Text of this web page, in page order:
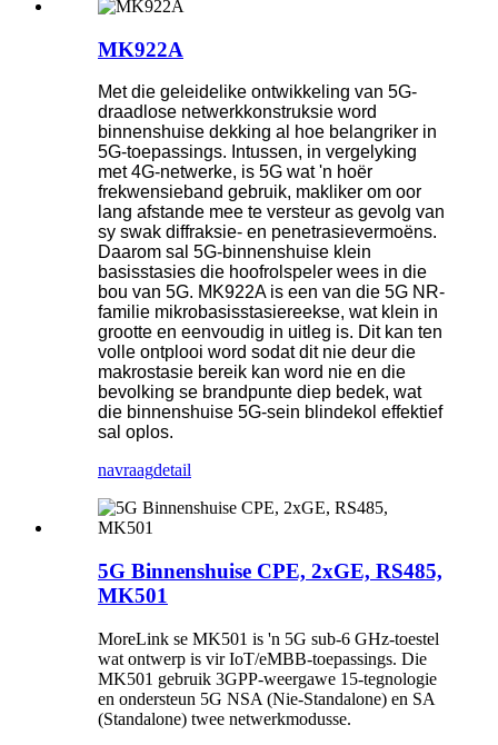
MK922A
Met die geleidelike ontwikkeling van 5G-
draadlose netwerkkonstruksie word
binnenshuise dekking al hoe belangriker in
5G-toepassings. Intussen, in vergelyking
met 4G-netwerke, is 5G wat 'n hoër
frekwensieband gebruik, makliker om oor
lang afstande mee te versteur as gevolg van
sy swak diffraksie- en penetrasievermoëns.
Daarom sal 5G-binnenshuise klein
basisstasies die hoofrolspeler wees in die
bou van 5G. MK922A is een van die 5G NR-
familie mikrobasisstasiereekse, wat klein in
grootte en eenvoudig in uitleg is. Dit kan ten
volle ontplooi word sodat dit nie deur die
makrostasie bereik kan word nie en die
bevolking se brandpunte diep bedek, wat
die binnenshuise 5G-sein blindekol effektief
sal oplos.
navraagdetail
5G Binnenshuise CPE, 2xGE, RS485,
MK501
MoreLink se MK501 is 'n 5G sub-6 GHz-toestel
wat ontwerp is vir IoT/eMBB-toepassings. Die
MK501 gebruik 3GPP-weergawe 15-tegnologie
en ondersteun 5G NSA (Nie-Standalone) en SA
(Standalone) twee netwerkmodusse.